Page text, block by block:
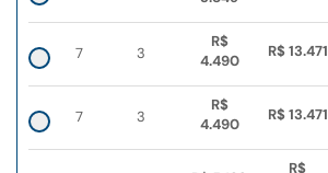
7 3
R$
4.490
R$ 13.471
7 3
R$
4.490
R$ 13.471
R$